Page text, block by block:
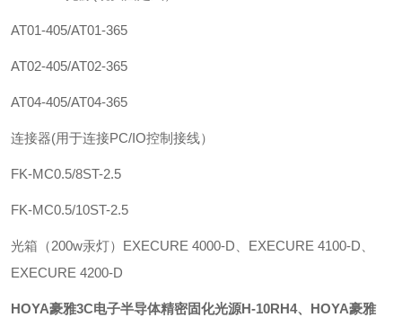
AT01-405/AT01-365
AT02-405/AT02-365
AT04-405/AT04-365
连接器(用于连接PC/IO控制接线）
FK-MC0.5/8ST-2.5
FK-MC0.5/10ST-2.5
光箱（200w汞灯）EXECURE 4000-D、EXECURE 4100-D、
EXECURE 4200-D
HOYA豪雅3C电子半导体精密固化光源H-10RH4、 HOYA豪雅